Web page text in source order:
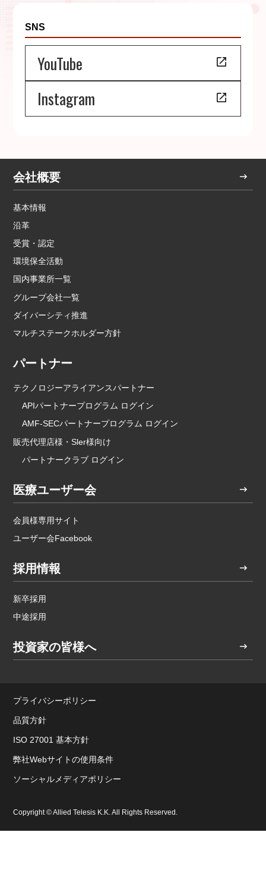
SNS
YouTube
Instagram
会社概要
基本情報
沿革
受賞・認定
環境保全活動
国内事業所一覧
グループ会社一覧
ダイバーシティ推進
マルチステークホルダー方針
パートナー
テクノロジーアライアンスパートナー
APIパートナープログラム ログイン
AMF-SECパートナープログラム ログイン
販売代理店様・Sler様向け
パートナークラブ ログイン
医療ユーザー会
会員様専用サイト
ユーザー会Facebook
採用情報
新卒採用
中途採用
投資家の皆様へ
プライバシーポリシー
品質方針
ISO 27001 基本方針
弊社Webサイトの使用条件
ソーシャルメディアポリシー
Copyright © Allied Telesis K.K. All Rights Reserved.